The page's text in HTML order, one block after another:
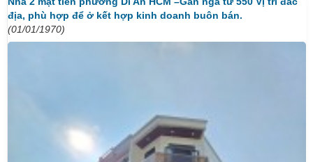
địa, phù hợp để ở kết hợp kinh doanh buôn bán.
(01/01/1970)